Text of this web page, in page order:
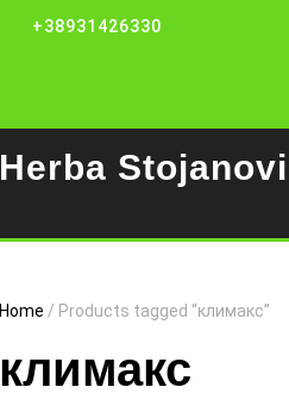
+38931426330
Herba Stojanovi
Home / Products tagged “климакс”
климакс